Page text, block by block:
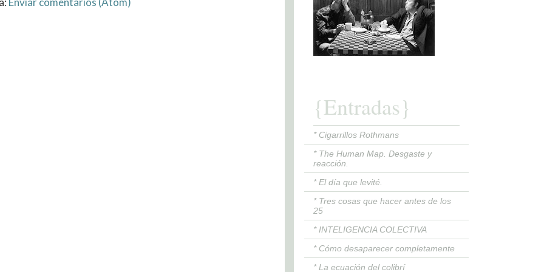
{Entradas}
* Cigarrillos Rothmans
* The Human Map. Desgaste y
reacción.
* El día que levité.
* Tres cosas que hacer antes de los
25
* INTELIGENCIA COLECTIVA
* Cómo desaparecer completamente
* La ecuación del colibrí